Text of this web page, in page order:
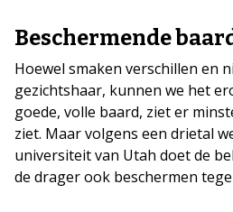
Beschermende
Hoewel smaken verschillen en
gezichtshaar, kunnen we het
goede, volle baard, ziet er
ziet. Maar volgens een drietal
universiteit van Utah doet de
de drager ook beschermen